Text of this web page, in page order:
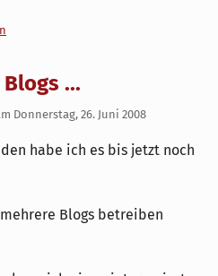
...
Donnerstag, 26. Juni 2008
habe ich es bis jetzt noch
Blogs betreiben